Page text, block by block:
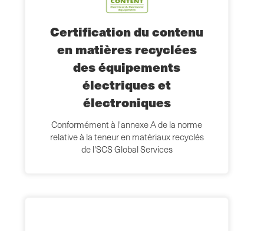
Certification du contenu
en matières recyclées
des équipements
électriques et
électroniques
Conformément à l'annexe A de la norme
relative à la teneur en matériaux recyclés
de l'SCS Global Services